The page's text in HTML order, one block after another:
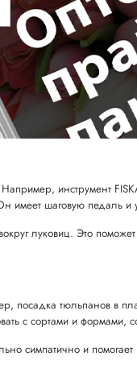
инструмент
имеет шаговую педаль
луковиц. Это
тюльпанов в
с сортами и
симпатично и